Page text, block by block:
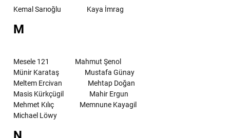
Kemal Sarıoğlu Kaya İmrag
M
Mesele 121
Mahmut Şenol
Münir Karataş
Mustafa Günay
Meltem Ercivan
Mehtap Doğan
Masis Kürkçügil
Mahir Ergun
Mehmet Kılıç
Memnune Kayagil
Michael Löwy